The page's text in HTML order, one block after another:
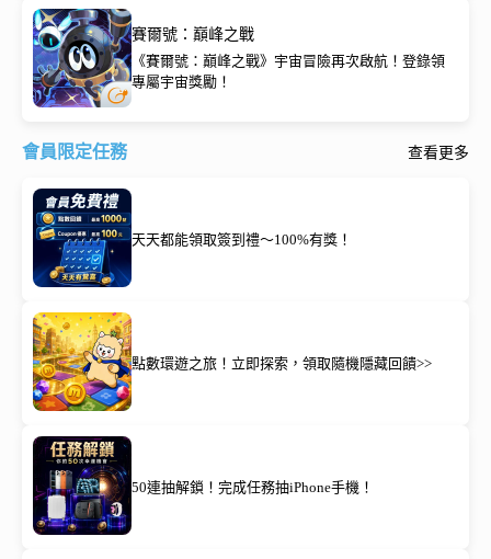
賽爾號：巔峰之戰
《賽爾號：巔峰之戰》宇宙冒險再次啟航！登錄領
專屬宇宙獎勵！
會員限定任務 查看更多
天天都能領取簽到禮～100%有獎！
點數環遊之旅！立即探索，領取隨機隱藏回饋>>
50連抽解鎖！完成任務抽iPhone手機！